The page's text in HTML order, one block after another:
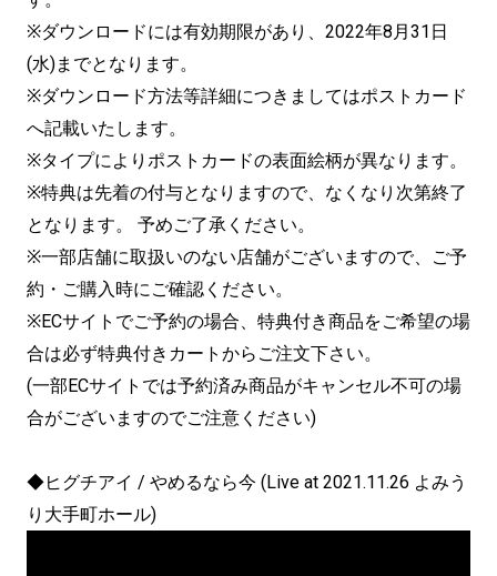
※ダウンロードには有効期限があり、2022年8月31日
(水)までとなります。
※ダウンロード方法等詳細につきましてはポストカード
へ記載いたし ます。
※タイプによりポストカードの表面絵柄が異なります。
※特典は先着の付与となりますので、 なくなり次第終了
となります。 予めご了承ください。
※一部店舗に取扱いのない店舗がございますので、ご予
約・ ご購入時にご確認ください。
※ECサイトでご予約の場合、 特典付き商品をご希望の場
合は必ず特典付きカートからご注文下さ い。
(一部ECサイトでは予約済み商品がキャンセル不可の場
合がござい ますのでご注意ください)
◆ヒグチアイ / やめるなら今 (Live at 2021.11.26 よみう
り大手町ホール)